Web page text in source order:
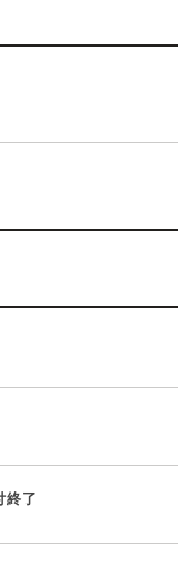
終了